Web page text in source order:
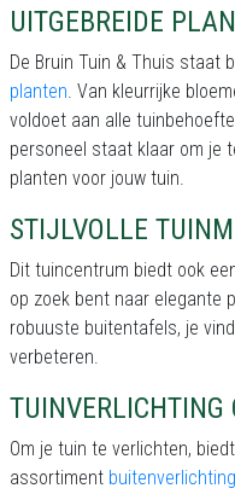
UITGEBREIDE
De Bruin Tuin & Thuis staat
planten. Van kleurrijke
voldoet aan alle
personeel staat klaar om je
planten voor jouw tuin.
STIJLVOLLE
Dit tuincentrum biedt ook
op zoek bent naar elegante
robuuste buitentafels, je
verbeteren.
TUINVERLICHTING
Om je tuin te verlichten,
assortiment buitenverlichting